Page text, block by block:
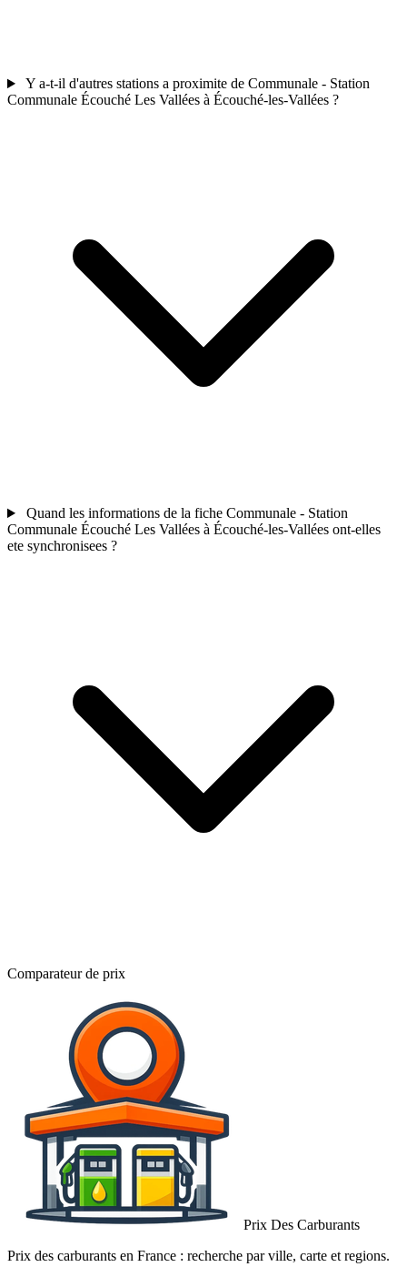
Y a-t-il d'autres stations a proximite de Communale - Station
Communale Écouché Les Vallées à Écouché-les-Vallées ?
Quand les informations de la fiche Communale - Station
Communale Écouché Les Vallées à Écouché-les-Vallées ont-elles
ete synchronisees ?
Comparateur de prix
Prix Des Carburants
Prix des carburants en France : recherche par ville, carte et regions.